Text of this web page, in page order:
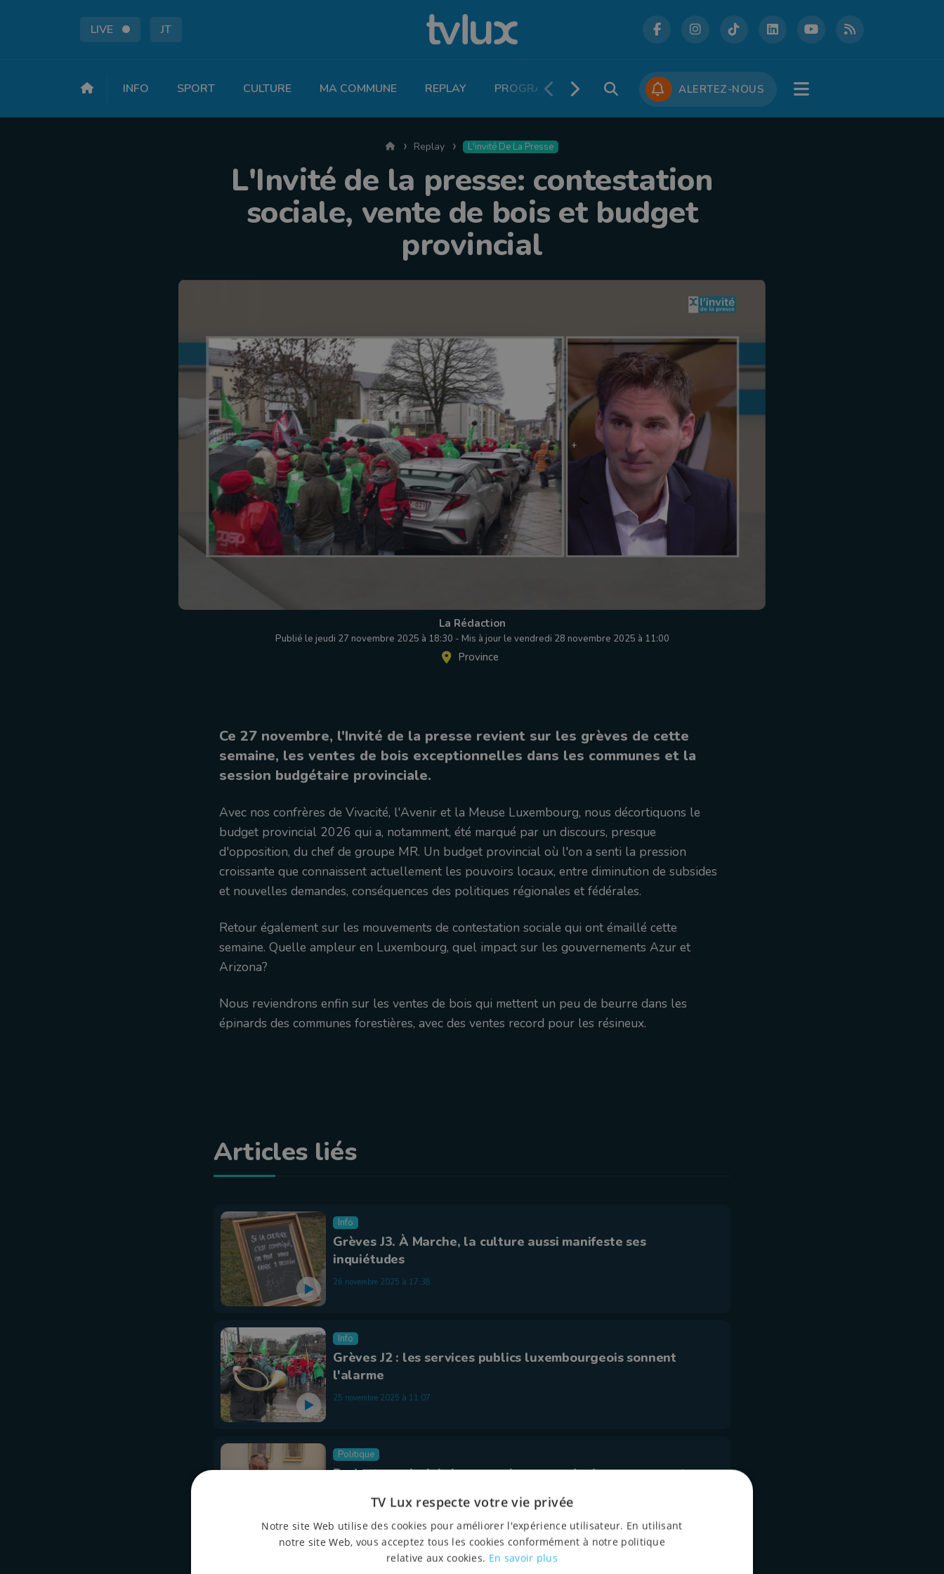
LIVE JT
INFO SPORT CULTURE MA COMMUNE REPLAY PROGRAMME TV PODCASTS CONCOURS JOBS
ALERTEZ-NOUS
AccueilReplay L'invité De La Presse
L'Invité de la presse: contestation
sociale, vente de bois et budget
provincial
La Rédaction
Publié le jeudi 27 novembre 2025 à 18:30 - Mis à jour le vendredi 28 novembre 2025 à 11:00
Province
Ce 27 novembre, l'Invité de la presse revient sur les grèves de cette
semaine, les ventes de bois exceptionnelles dans les communes et la
session budgétaire provinciale.
Avec nos confrères de Vivacité, l'Avenir et la Meuse Luxembourg, nous décortiquons le
budget provincial 2026 qui a, notamment, été marqué par un discours, presque
d'opposition, du chef de groupe MR. Un budget provincial où l'on a senti la pression
croissante que connaissent actuellement les pouvoirs locaux, entre diminution de subsides
et nouvelles demandes, conséquences des politiques régionales et fédérales.
Retour également sur les mouvements de contestation sociale qui ont émaillé cette
semaine. Quelle ampleur en Luxembourg, quel impact sur les gouvernements Azur et
Arizona?
Nous reviendrons enfin sur les ventes de bois qui mettent un peu de beurre dans les
épinards des communes forestières, avec des ventes record pour les résineux.
Articles liés
Info
Grèves J3. À Marche, la culture aussi manifeste ses
inquiétudes
26 novembre 2025 à 17:38
Info
Grèves J2 : les services publics luxembourgeois sonnent
l'alarme
25 novembre 2025 à 11:07
Politique
Budget provincial: Jacquou n'a pas perdu de son croquant
24 novembre 2025 à 17:55
TV Lux respecte votre vie privée
Notre site Web utilise des cookies pour améliorer l'expérience utilisateur. En utilisant
notre site Web, vous acceptez tous les cookies conformément à notre politique
relative aux cookies. En savoir plus